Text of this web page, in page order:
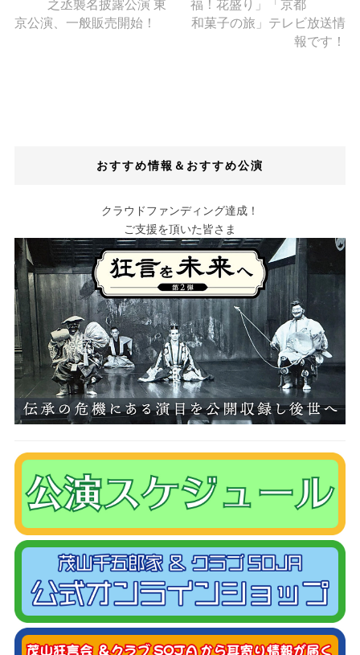
之丞襲名披露公演 東
京公演、一般販売開始！
福！花盛り」「京都
和菓⼦の旅」テレビ放送情
報です！
おすすめ情報＆おすすめ公演
クラウドファンディング達成！
ご支援を頂いた皆さま